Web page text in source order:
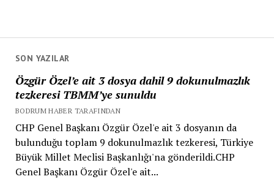
SON YAZILAR
Özgür Özel’e ait 3 dosya dahil 9 dokunulmazlık
tezkeresi TBMM’ye sunuldu
BODRUM HABER TARAFINDAN
CHP Genel Başkanı Özgür Özel'e ait 3 dosyanın da
bulunduğu toplam 9 dokunulmazlık tezkeresi, Türkiye
Büyük Millet Meclisi Başkanlığı'na gönderildi.CHP
Genel Başkanı Özgür Özel'e ait...